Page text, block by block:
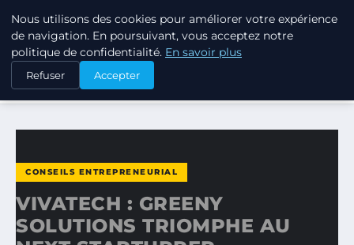
TUEZ-LES TOUS
ACCUEIL
CONSEILS ENTREPRENEURIAL
VIVATECH : GREENY SOLUTIONS TRIOMPHE AU NEXT…
CONSEILS ENTREPRENEURIAL
VIVATECH : GREENY
SOLUTIONS TRIOMPHE AU
Nous utilisons des cookies pour améliorer votre expérience
de navigation. En poursuivant, vous acceptez notre
politique de confidentialité. En savoir plus
Refuser Accepter